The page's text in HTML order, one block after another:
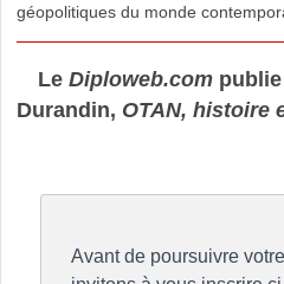
géopolitiques du monde
Le Diploweb.compublie
Durandin, OTAN, histoire